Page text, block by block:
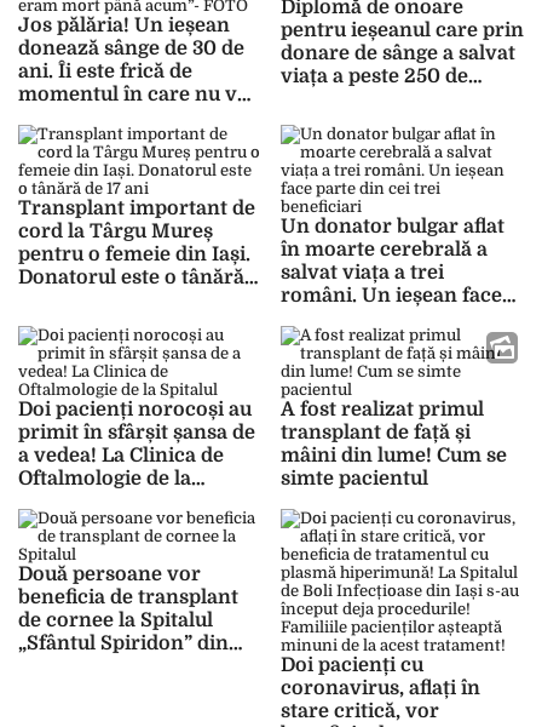
Jos pălăria! Un ieșean
donează sânge de 30 de
ani. Îi este frică de
momentul în care nu va
„Cred că, dacă nu făceam
asta, eram mort până
acum”- FOTO
Diplomă de onoare
pentru ieșeanul care prin
donare de sânge a salvat
viața a peste 250 de
sentiment minunat” –
FOTO
Transplant important de
cord la Târgu Mureș
pentru o femeie din Iași.
Donatorul este o tânără
Un donator bulgar aflat
în moarte cerebrală a
salvat viața a trei
români. Un ieșean face
beneficiari
Doi pacienți norocoși au
primit în sfârșit șansa de
a vedea! La Clinica de
Oftalmologie de la
Spiridon” din Iași, din 4
cornee prelevate doar
două au fost
transplantate
A fost realizat primul
transplant de față și
mâini din lume! Cum se
simte pacientul
Două persoane vor
beneficia de transplant
de cornee la Spitalul
„Sfântul Spiridon” din
Doi pacienți cu
coronavirus, aflați în
stare critică, vor